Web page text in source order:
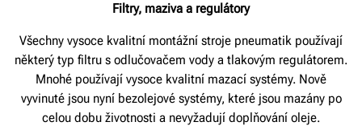
Filtry, maziva a regulátory
Všechny vysoce kvalitní montážní stroje pneumatik používají
některý typ filtru s odlučovačem vody a tlakovým regulátorem.
Mnohé používají vysoce kvalitní mazací systémy. Nově
vyvinuté jsou nyní bezolejové systémy, které jsou mazány po
celou dobu životnosti a nevyžadují doplňování oleje.